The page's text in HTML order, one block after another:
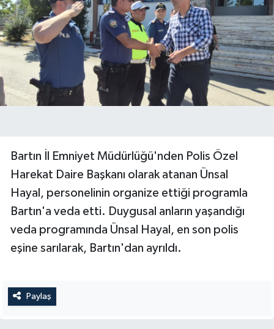
Bartın İl Emniyet Müdürlüğü'nden Polis Özel
Harekat Daire Başkanı olarak atanan Ünsal
Hayal, personelinin organize ettiği programla
Bartın'a veda etti. Duygusal anların yaşandığı
veda programında Ünsal Hayal, en son polis
eşine sarılarak, Bartın'dan ayrıldı.
Paylaş
Yerel Yönetimler
DÜNYA
YEREL